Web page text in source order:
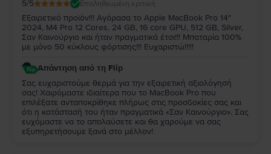
5/5 Επαληθευμένη κριτική
Εξαιρετικό προϊόν!!! Αγόρασα το Apple MacBook Pro 14″
2024, M4 Pro 12 Cores, 24 GB, 16 core GPU, 512 GB, Silver,
Σαν Καινούργιο και ήταν πραγματικά έτσι!!! Μπαταρία 100%
με μόνο 50 κύκλους φόρτισης!!! Ευχαριστώ!!!!!
Απάντηση από τη Flip
Σας ευχαριστούμε θερμά για την εξαιρετική αξιολόγησή
σας! Χαιρόμαστε ιδιαίτερα που το MacBook Pro που
επιλέξατε ανταποκρίθηκε πλήρως στις προσδοκίες σας και
ότι η κατάστασή του ήταν πραγματικά «Σαν Καινούργιο». Σας
ευχόμαστε να το απολαύσετε και θα χαρούμε να σας
εξυπηρετήσουμε ξανά στο μέλλον!